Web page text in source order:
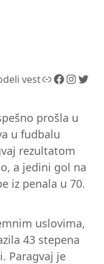
vestLink Facebook InstagramTwitter
prošla u
u fudbalu
rezultatom
a jedini gol na
iz penala u 70.
uslovima,
43 stepena
Paragvaj je